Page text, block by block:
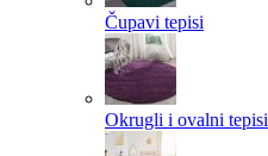
Čupavi tepisi
Okrugli i ovalni tepisi